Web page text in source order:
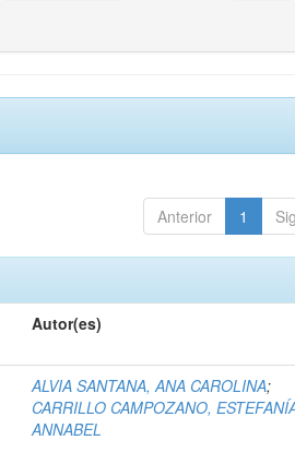
Anterior 1
Autor(es)
ALVIA SANTANA, ANA CAROLINA;
CARRILLO CAMPOZANO,
ANNABEL